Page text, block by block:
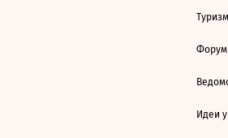
Туризм
Форум
Идеи